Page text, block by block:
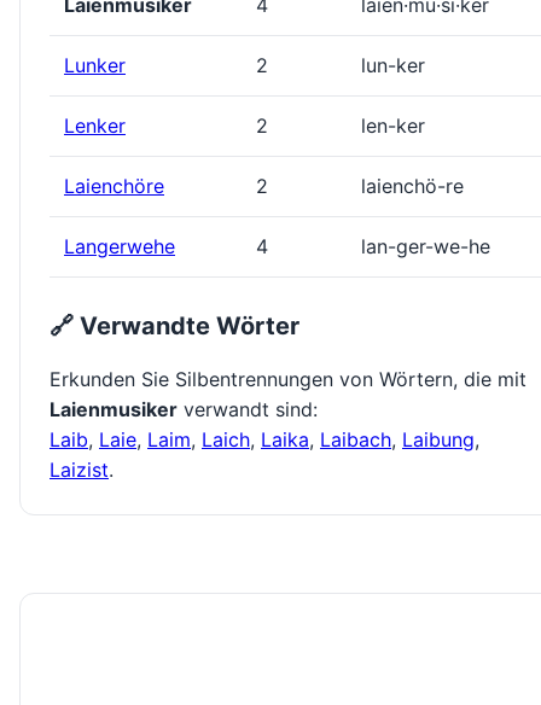
Laienmusiker 4 laien·mu·si·ker
Lunker 2 lun-ker
Lenker 2 len-ker
Laienchöre 2 laienchö-re
Langerwehe 4 lan-ger-we-he
🔗 Verwandte Wörter
Erkunden Sie Silbentrennungen von Wörtern, die mit
Laienmusiker verwandt sind:
Laib, Laie, Laim, Laich, Laika, Laibach, Laibung,
Laizist.